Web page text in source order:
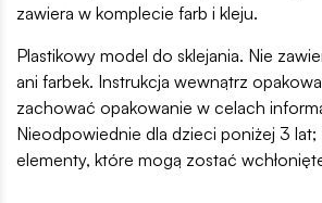
zawiera w komplecie farb i kleju.
Plastikowy model do sklejania. Nie
ani farbek. Instrukcja wewnątrz
zachować opakowanie w celach
Nieodpowiednie dla dzieci poniżej 3 lat;
elementy, które mogą zostać